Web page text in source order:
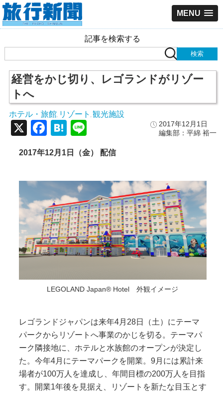
MENU
記事を検索する
経営をかじ切り、レゴランドがリゾー
トへ
ホテル・旅館 リゾート 観光施設
2017年12月1日
編集部：平綿 裕一
X Facebook
Hatena
2017年12月1日（金） 配信
LEGOLAND Japan® Hotel 外観イメージ
レゴランドジャパンは来年4月28日（土）にテーマ
パークからリゾートへ事業のかじを切る。テーマパ
ーク隣接地に、ホテルと水族館のオープンが決定し
た。今年4月にテーマパークを開業。9月には累計来
場者が100万人を達成し、年間目標の200万人を目指
す。開業1年後を見据え、リゾートを新たな目玉とす